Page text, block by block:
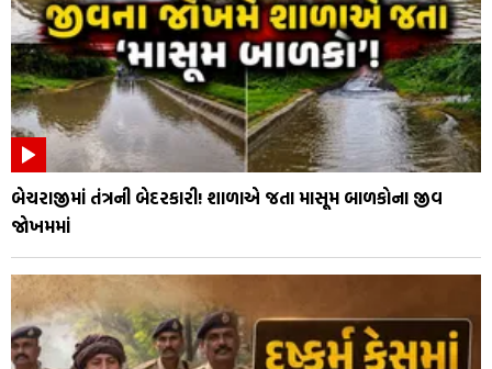
બેચરાજીમાં તંત્રની બેદરકારી! શાળાએ જતા માસૂમ બાળકોના જીવ
જોખમમાં